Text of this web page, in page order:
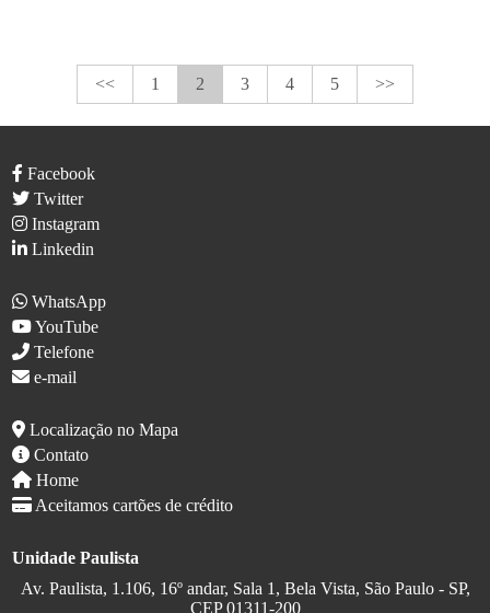
<< 1 2 3 4 5 >>
Facebook
Twitter
Instagram
Linkedin
WhatsApp
YouTube
Telefone
e-mail
Localização no Mapa
Contato
Home
Aceitamos cartões de crédito
Unidade Paulista
Av. Paulista, 1.106, 16º andar, Sala 1, Bela Vista, São Paulo - SP,
CEP 01311-200